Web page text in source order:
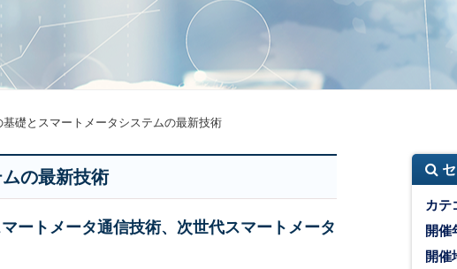
基礎とスマートメータシステムの最新技術
の最新技術
ートメータ通信技術、次世代スマートメータ
カテ
開催
開催